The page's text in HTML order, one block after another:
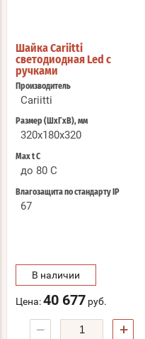
Шайка Cariitti
светодиодная Led с
ручками
Производитель
Cariitti
Размер (ШхГхВ), мм
320x180x320
Max t С
до 80 C
Влагозащита по стандарту IP
67
В наличии
Цена:40 677 руб.
− +